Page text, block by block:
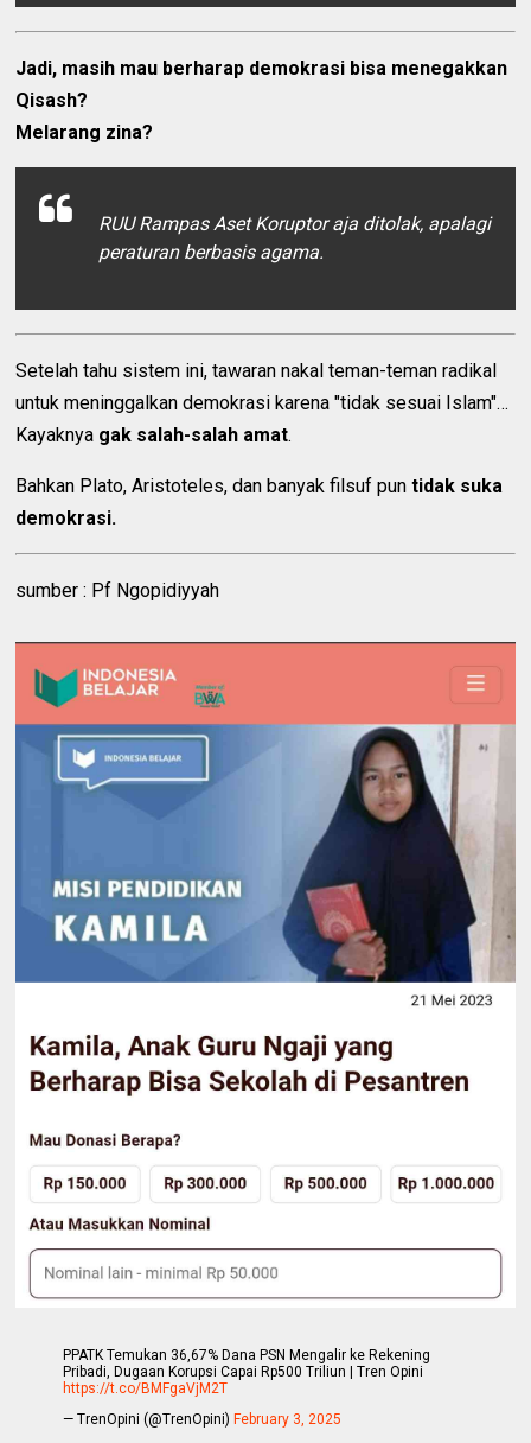
Jadi, masih mau berharap demokrasi bisa menegakkan
Qisash?
Melarang zina?
RUU Rampas Aset Koruptor aja ditolak, apalagi
peraturan berbasis agama.
Setelah tahu sistem ini, tawaran nakal teman-teman radikal
untuk meninggalkan demokrasi karena "tidak sesuai Islam"…
Kayaknya gak salah-salah amat.
Bahkan Plato, Aristoteles, dan banyak filsuf puntidak suka
demokrasi.
sumber : Pf Ngopidiyyah
PPATK Temukan 36,67% Dana PSN Mengalir ke Rekening
Pribadi, Dugaan Korupsi Capai Rp500 Triliun | Tren Opini
https://t.co/BMFgaVjM2T
— TrenOpini (@TrenOpini) February 3, 2025